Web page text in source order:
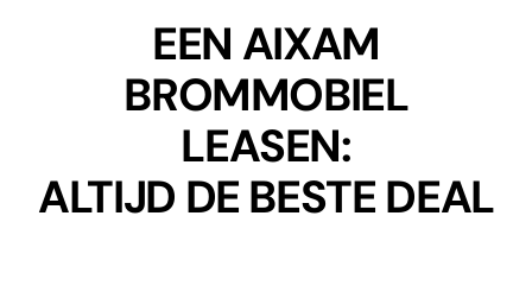
EEN AIXAM
BROMMOBIEL
LEASEN:
ALTIJD DE BESTE DEAL